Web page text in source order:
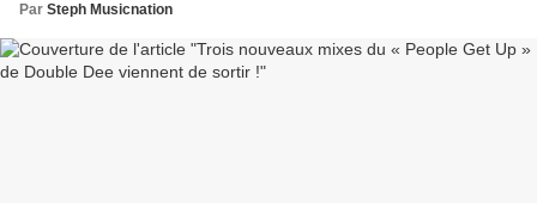
Par Steph Musicnation